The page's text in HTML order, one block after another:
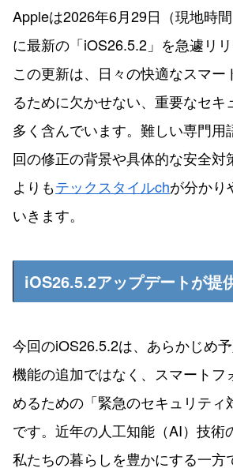
Appleは2026年6月29日（現地時
に最新の「iOS26.5.2」を急遽リリ
この更新は、日々の快適なスマー
るために欠かせない、重要なセキ
多く含んでいます。難しい専門用
回の修正の背景や具体的な安全対
よりもテックスタイルchが分かり
いきます。
iOS26.5.2アップデートが提
今回のiOS26.5.2は、あらかじめ
機能の追加ではなく、スマートフ
めるための「緊急のセキュリティ
です。近年の人工知能（AI）技術
私たちの暮らしを豊かにする一方